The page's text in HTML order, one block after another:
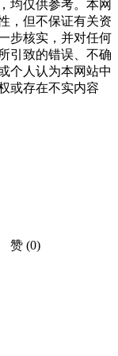
均仅供参考。本网
，但不保证有关资
步核实，并对任何
引致的错误、不确
个人认为本网站中
或存在不实内容
赞 (0)